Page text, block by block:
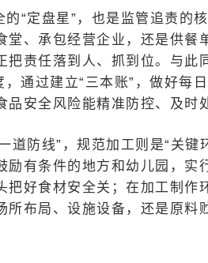
“定盘星”，也是监管追责的
、承包经营企业，还是供餐
把责任落到人、抓到位。与此
通过建立“三本账”，做好每
安全风险能精准防控、及时
道防线”，规范加工则是“关
励有条件的地方和幼儿园，实
把好食材安全关；在加工制作
所布局、设施设备，还是原料